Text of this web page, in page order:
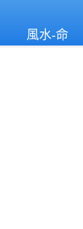
風水-命